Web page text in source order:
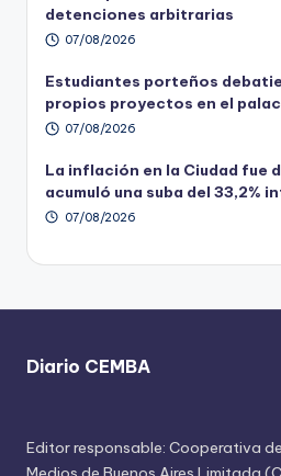
detenciones arbitrarias
07/08/2026
Estudiantes porteños
propios proyectos en el
07/08/2026
La inflación en la Ciudad fue
acumuló una suba del 33,2%
07/08/2026
Diario CEMBA
Editor responsable: Cooperativa